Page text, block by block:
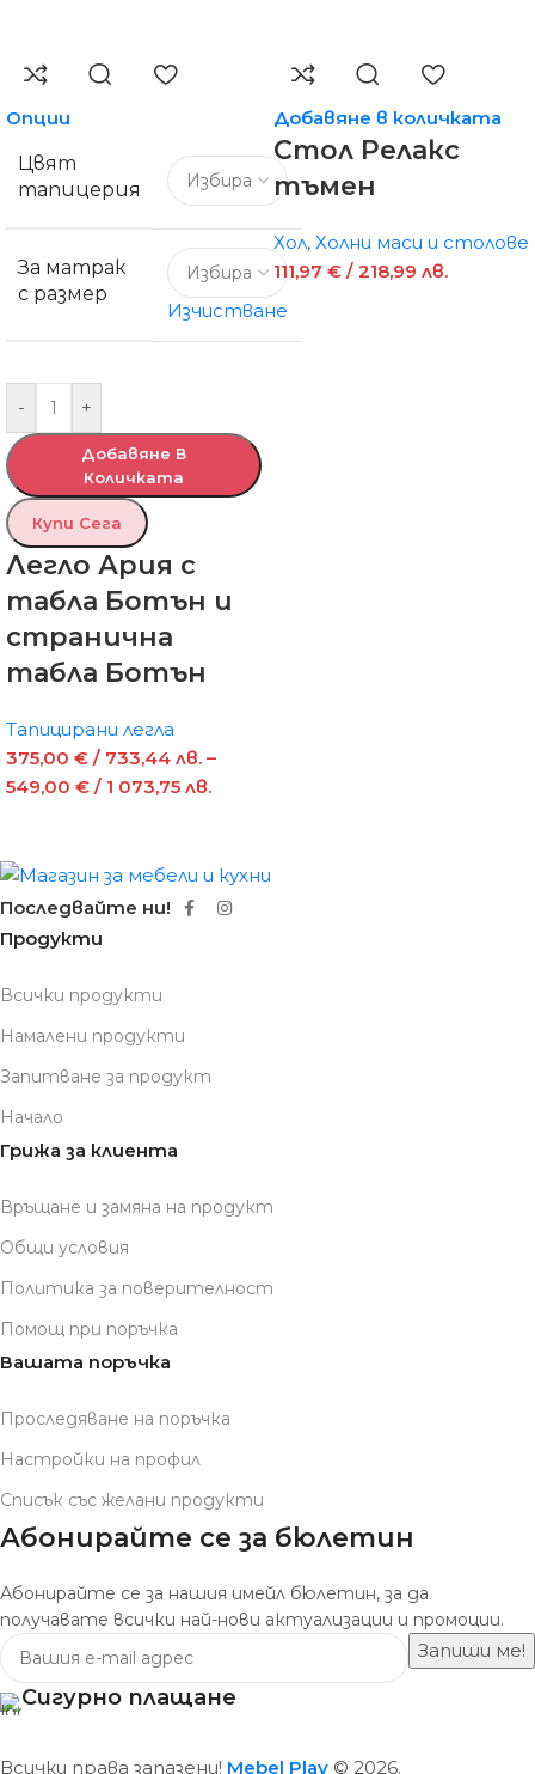
Опции
Цвят
тапицерия
За матрак
с размер
Изчистване
- +
Добавяне В
Количката
Купи Сега
Легло Ария с
табла Ботън и
странична
табла Ботън
Тапицирани легла
375,00 € / 733,44 лв. –
549,00 € / 1 073,75 лв.
Добавяне в количката
Стол Релакс
тъмен
Хол, Холни маси и столове
111,97 € / 218,99 лв.
Последвайте ни!
Продукти
Всички продукти
Намалени продукти
Запитване за продукт
Начало
Грижа за клиента
Връщане и замяна на продукт
Общи условия
Политика за поверителност
Помощ при поръчка
Вашата поръчка
Проследяване на поръчка
Настройки на профил
Списък със желани продукти
Абонирайте се за бюлетин
Абонирайте се за нашия имейл бюлетин, за да
получавате всички най-нови актуализации и промоции.
Сигурно плащане
Всички права запазени! Mebel Play © 2026.